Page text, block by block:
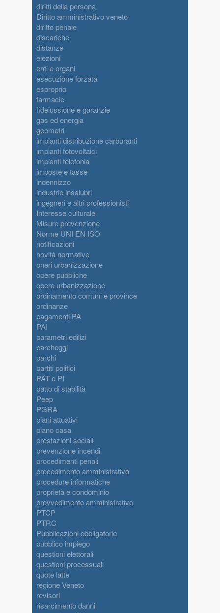
diritti della persona
Diritto amministrativo veneto
diritto penale
discariche
distanze
elezioni
enti e organi
esecuzione forzata
esproprio
farmacie
fideiussione e garanzie
gas ed energia
geometri
impianti distribuzione carburanti
impianti fotovoltaici
impianti telefonia
imposte e tasse
indennizzo
industrie insalubri
ingegneri e altri professionisti
Interesse culturale
Misure prevenzione
Norme UNI EN ISO
notificazioni
novità normative
oneri urbanizzazione
opere pubbliche
opere urbanizzazione
ordinamento comuni e province
ordinanze
pagamenti PA
PAI
parametri edilizi
parcheggi
parchi
partiti politici
PAT e PI
patto di stabilità
Peep
PGRA
piani attuativi
piano casa
prestazioni sociali
prevenzione incendi
procedimenti penali
procedimento amministrativo
procedure informatiche
proprietà e condominio
provvedimento amministrativo
PTCP
PTRC
Pubblicazioni obbligatorie
pubblico impiego
questioni elettorali
questioni processuali
quote latte
regione Veneto
revisori
risarcimento danni